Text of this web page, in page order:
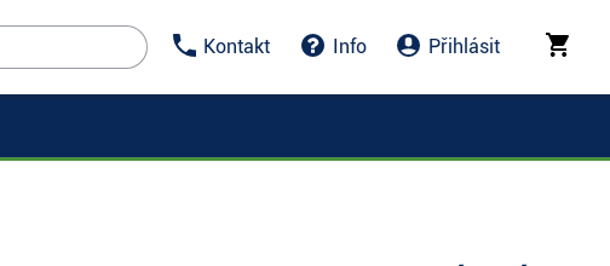
Kontakt Info Přihlásit